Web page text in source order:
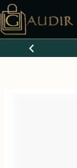
al
contenido
-20%